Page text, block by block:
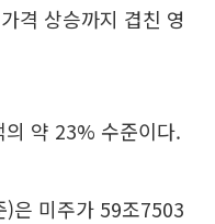
격 상승까지 겹친 영
약 23% 수준이다.
)은 미주가 59조7503